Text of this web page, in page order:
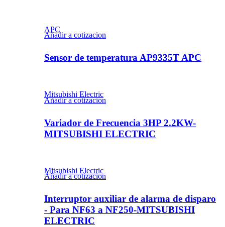
APC
Añadir a cotizacion
Sensor de temperatura AP9335T APC
Mitsubishi Electric
Añadir a cotizacion
Variador de Frecuencia 3HP 2.2KW-
MITSUBISHI ELECTRIC
Mitsubishi Electric
Añadir a cotizacion
Interruptor auxiliar de alarma de disparo
- Para NF63 a NF250-MITSUBISHI
ELECTRIC